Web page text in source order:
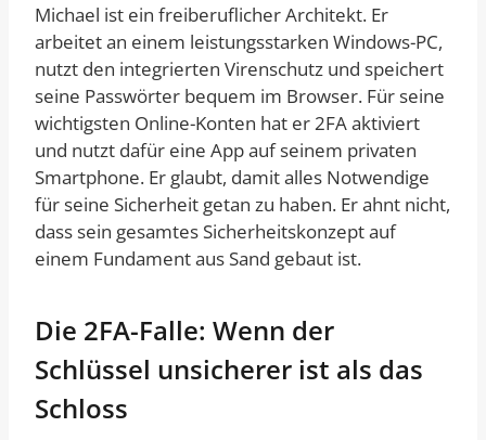
Michael ist ein freiberuflicher Architekt. Er
arbeitet an einem leistungsstarken Windows-PC,
nutzt den integrierten Virenschutz und speichert
seine Passwörter bequem im Browser. Für seine
wichtigsten Online-Konten hat er 2FA aktiviert
und nutzt dafür eine App auf seinem privaten
Smartphone. Er glaubt, damit alles Notwendige
für seine Sicherheit getan zu haben. Er ahnt nicht,
dass sein gesamtes Sicherheitskonzept auf
einem Fundament aus Sand gebaut ist.
Die 2FA-Falle: Wenn der
Schlüssel unsicherer ist als das
Schloss